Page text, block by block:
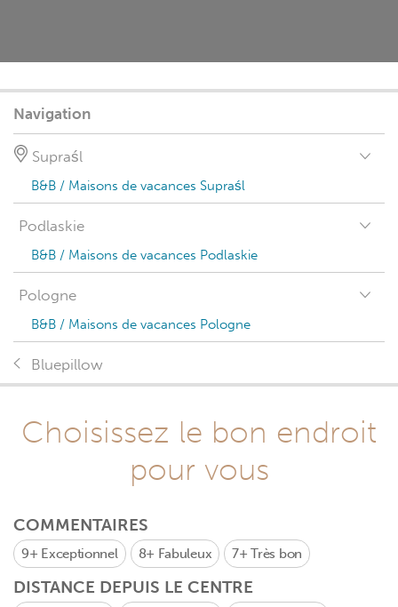
Navigation
Supraśl
B&B / Maisons de vacances Supraśl
Podlaskie
B&B / Maisons de vacances Podlaskie
Pologne
B&B / Maisons de vacances Pologne
Bluepillow
Choisissez le bon endroit
pour vous
COMMENTAIRES
9+ Exceptionnel 8+ Fabuleux 7+Très bon
DISTANCE DEPUIS LE CENTRE